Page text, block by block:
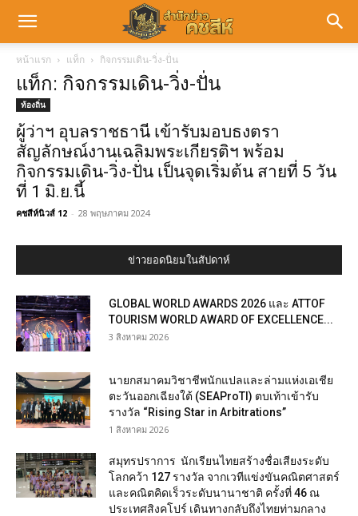
หน้าแรก แท็ก กิจกรรมเดิน-วิ่ง-ปั่น
แท็ก: กิจกรรมเดิน-วิ่ง-ปั่น
ท้องถิ่น
ผู้ว่าฯ อุบลราชธานี เข้ารับมอบธงตรา
สัญลักษณ์งานเฉลิมพระเกียรติฯ พร้อม
กิจกรรมเดิน-วิ่ง-ปั่น เป็นจุดเริ่มต้น สายที่ 5 วัน
ที่ 1 มิ.ย.นี้
คชสีห์นิวส์ 12 - 28 พฤษภาคม 2024
ข่าวยอดนิยมในสัปดาห์
GLOBAL WORLD AWARDS 2026 และ ATTOF
TOURISM WORLD AWARD OF EXCELLENCE...
3 สิงหาคม 2026
นายกสมาคมวิชาชีพนักแปลและล่ามแห่งเอเชีย
ตะวันออกเฉียงใต้ (SEAProTI) ตบเท้าเข้ารับ
รางวัล “Rising Star in Arbitrations”
1 สิงหาคม 2026
สมุทรปราการ นักเรียนไทยสร้างชื่อเสียงระดับ
โลกคว้า 127 รางวัล จากเวทีแข่งขันคณิตศาสตร์
และคณิตคิดเร็วระดับนานาชาติ ครั้งที่ 46 ณ
ประเทศสิงคโปร์ เดินทางกลับถึงไทยท่ามกลาง